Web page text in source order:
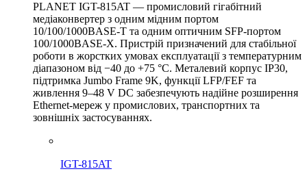
PLANET IGT-815AT — промисловий гігабітний
медіаконвертер з одним мідним портом
10/100/1000BASE-T та одним оптичним SFP-портом
100/1000BASE-X. Пристрій призначений для стабільної
роботи в жорстких умовах експлуатації з температурним
діапазоном від −40 до +75 °C. Металевий корпус IP30,
підтримка Jumbo Frame 9K, функції LFP/FEF та
живлення 9–48 V DC забезпечують надійне розширення
Ethernet-мереж у промислових, транспортних та
зовнішніх застосуваннях.
IGT-815AT